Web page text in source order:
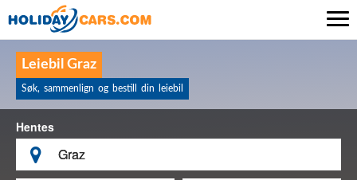
Leiebil Graz
Søk, sammenlign og bestill din leiebil
Hentes

